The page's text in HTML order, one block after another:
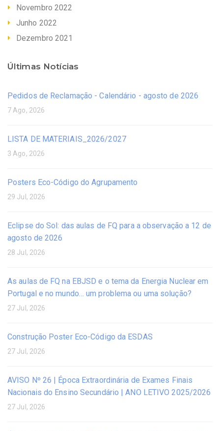
Novembro 2022
Junho 2022
Dezembro 2021
Últimas Notícias
Pedidos de Reclamação - Calendário - agosto de 2026
7 Ago, 2026
LISTA DE MATERIAIS_2026/2027
3 Ago, 2026
Posters Eco-Código do Agrupamento
29 Jul, 2026
Eclipse do Sol: das aulas de FQ para a observação a 12 de
agosto de 2026
28 Jul, 2026
As aulas de FQ na EBJSD e o tema da Energia Nuclear em
Portugal e no mundo… um problema ou uma solução?
27 Jul, 2026
Construção Poster Eco-Código da ESDAS
27 Jul, 2026
AVISO Nº 26 | Época Extraordinária de Exames Finais
Nacionais do Ensino Secundário | ANO LETIVO 2025/2026
27 Jul, 2026